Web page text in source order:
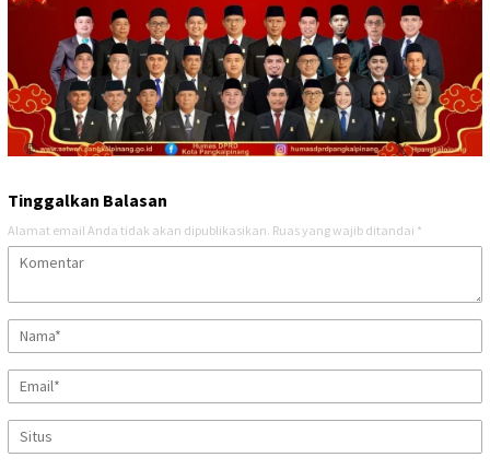
Tinggalkan Balasan
Alamat email Anda tidak akan dipublikasikan. Ruas yang wajib ditandai *